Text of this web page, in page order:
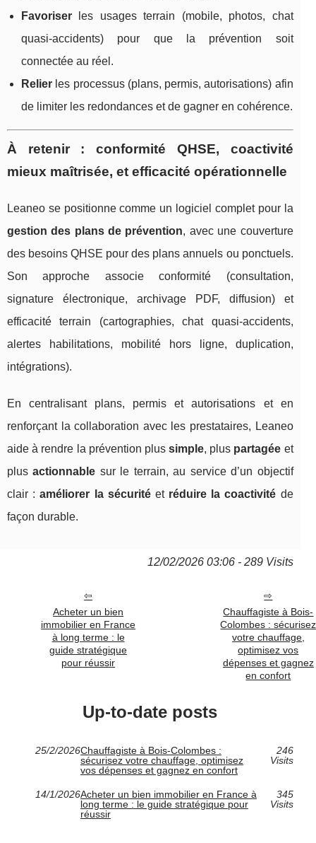
Favoriser les usages terrain (mobile, photos, chat
quasi-accidents) pour que la prévention soit
connectée au réel.
Relier les processus (plans, permis, autorisations) afin
de limiter les redondances et de gagner en cohérence.
À retenir : conformité QHSE, coactivité
mieux maîtrisée, et efficacité opérationnelle
Leaneo se positionne comme un logiciel complet pour la
gestion des plans de prévention, avec une couverture
des besoins QHSE pour des plans annuels ou ponctuels.
Son approche associe conformité (consultation,
signature électronique, archivage PDF, diffusion) et
efficacité terrain (cartographies, chat quasi-accidents,
alertes habilitations, mobilité hors ligne, duplication,
intégrations).
En centralisant plans, permis et autorisations et en
renforçant la collaboration avec les prestataires, Leaneo
aide à rendre la prévention plussimple, plus partagée et
plusactionnable sur le terrain, au service d’un objectif
clair :améliorer la sécuritéet réduire la coactivité de
façon durable.
12/02/2026 03:06 - 289 Visits
Acheter un bien
immobilier en France
à long terme : le
guide stratégique
pour réussir
Chauffagiste à Bois-
Colombes : sécurisez
votre chauffage,
optimisez vos
dépenses et gagnez
en confort
Up-to-date posts
25/2/2026Chauffagiste à Bois-Colombes :
sécurisez votre chauffage, optimisez
vos dépenses et gagnez en confort
246
Visits
14/1/2026Acheter un bien immobilier en France à
long terme : le guide stratégique pour
réussir
345
Visits